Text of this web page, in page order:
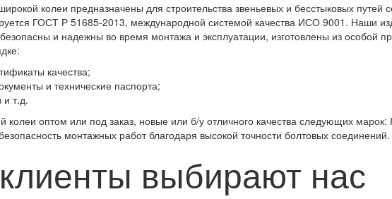
колеи предназначены для строительства звеньевых и бесстыковых путей
ГОСТ Р 51685-2013, международной системой качества ИСО 9001. Наши
и надежны во время монтажа и эксплуатации, изготовлены из особой
качества;
и технические паспорта;
и т.д.
колеи оптом или под заказ, новые или б/у отличного качества следующих
монтажных работ благодаря высокой точности болтовых соединений.
выбирают нас